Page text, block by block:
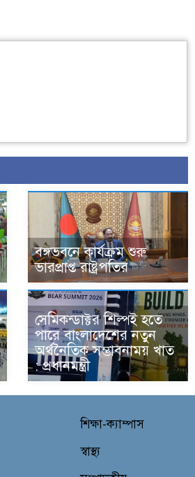
বঙ্গভবনে কার্যক্রম শুরু
ভারপ্রাপ্ত রাষ্ট্রপতির
সেমিকন্ডাক্টর শিল্পই হতে
পারে বাংলাদেশের নতুন
অর্থনৈতিক সম্ভাবনাময় খাত
: প্রধানমন্ত্রী
শিক্ষা-ক্যাম্পাস
স্বাস্থ্য